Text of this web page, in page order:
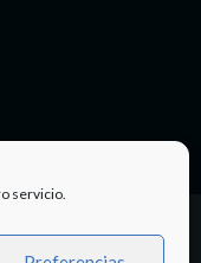
servicio.
TÉRMINOS